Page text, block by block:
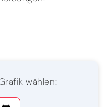
wählen: